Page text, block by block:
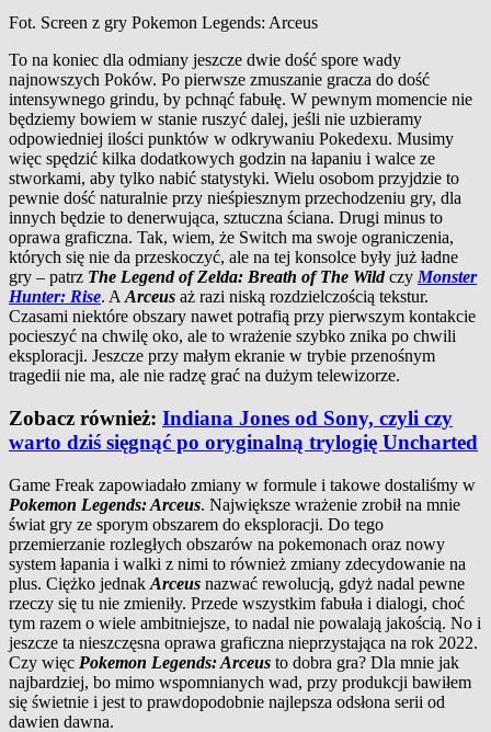
Fot. Screen z gry Pokemon Legends: Arceus
To na koniec dla odmiany jeszcze dwie dość spore wady
najnowszych Poków. Po pierwsze zmuszanie gracza do dość
intensywnego grindu, by pchnąć fabułę. W pewnym momencie nie
będziemy bowiem w stanie ruszyć dalej, jeśli nie uzbieramy
odpowiedniej ilości punktów w odkrywaniu Pokedexu. Musimy
więc spędzić kilka dodatkowych godzin na łapaniu i walce ze
stworkami, aby tylko nabić statystyki. Wielu osobom przyjdzie to
pewnie dość naturalnie przy nieśpiesznym przechodzeniu gry, dla
innych będzie to denerwująca, sztuczna ściana. Drugi minus to
oprawa graficzna. Tak, wiem, że Switch ma swoje ograniczenia,
których się nie da przeskoczyć, ale na tej konsolce były już ładne
gry – patrz The Legend of Zelda: Breath of The Wildczy Monster
Hunter: Rise. A Arceus aż razi niską rozdzielczością tekstur.
Czasami niektóre obszary nawet potrafią przy pierwszym kontakcie
pocieszyć na chwilę oko, ale to wrażenie szybko znika po chwili
eksploracji. Jeszcze przy małym ekranie w trybie przenośnym
tragedii nie ma, ale nie radzę grać na dużym telewizorze.
Zobacz również: Indiana Jones od Sony, czyli czy
warto dziś sięgnąć po oryginalną trylogię Uncharted
Game Freak zapowiadało zmiany w formule i takowe dostaliśmy w
Pokemon Legends: Arceus. Największe wrażenie zrobił na mnie
świat gry ze sporym obszarem do eksploracji. Do tego
przemierzanie rozległych obszarów na pokemonach oraz nowy
system łapania i walki z nimi to również zmiany zdecydowanie na
plus. Ciężko jednak Arceus nazwać rewolucją, gdyż nadal pewne
rzeczy się tu nie zmieniły. Przede wszystkim fabuła i dialogi, choć
tym razem o wiele ambitniejsze, to nadal nie powalają jakością. No i
jeszcze ta nieszczęsna oprawa graficzna nieprzystająca na rok 2022.
Czy więc Pokemon Legends: Arceus to dobra gra? Dla mnie jak
najbardziej, bo mimo wspomnianych wad, przy produkcji bawiłem
się świetnie i jest to prawdopodobnie najlepsza odsłona serii od
dawien dawna.